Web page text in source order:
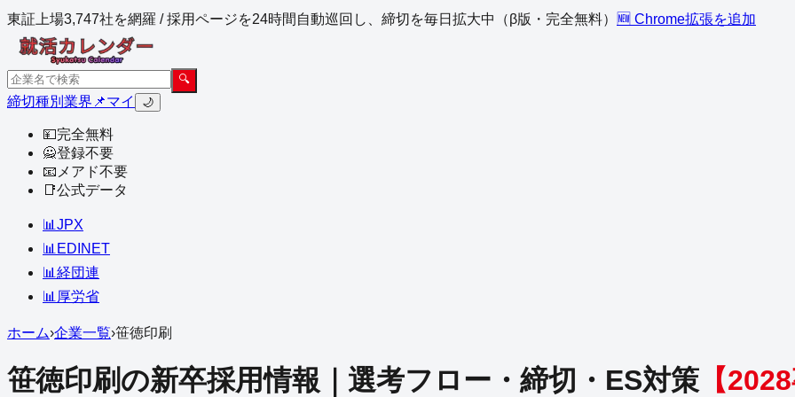
東証上場3,747社を網羅 / 採用ページを24時間自動巡回し、締切を毎日拡大中（β版・完全無料） 🆕 Chrome拡張を追加
🔍
締切種別 業界 📌マイ 🌙
💴完全無料
🙅登録不要
📧 メアド不要
📑公式データ
📊 JPX
📊 EDINET
📊 経団連
📊 厚労省
ホーム›企業一覧›笹徳印刷
笹徳印刷の新卒採用情報｜選考フロー・締切・ES対策 【2028